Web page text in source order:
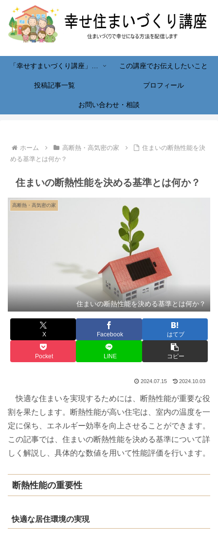
この講座でお伝えしたいこと
投稿記事一覧 プロフィール
お問い合わせ・相談
ホーム 高断熱・高気密の家
住まいの断熱性能を決
める基準とは何か？
住まいの断熱性能を決める基準とは何か？
高断熱・高気密の家
住まいの断熱性能を決める基準とは何か？
X Facebook はてブ
Pocket LINE コピー
2024.07.15 2024.10.03
快適な住まいを実現するためには、断熱性能が重要な役
割を果たします。断熱性能が高い住宅は、室内の温度を一
定に保ち、エネルギー効率を向上させることができます。
この記事では、住まいの断熱性能を決める基準について詳
しく解説し、具体的な数値を用いて性能評価を行います。
断熱性能の重要性
快適な居住環境の実現